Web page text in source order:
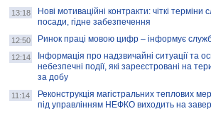
13:18
Нові мотиваційні контракти: чіткі терміни
посади, гідне забезпечення
12:50 Ринок праці мовою цифр – інформує
12:14
Інформація про надзвичайні ситуації та
небезпечні події, які зареєстровані на
за добу
11:14
Реконструкція магістральних теплових
під управлінням НЕФКО виходить на